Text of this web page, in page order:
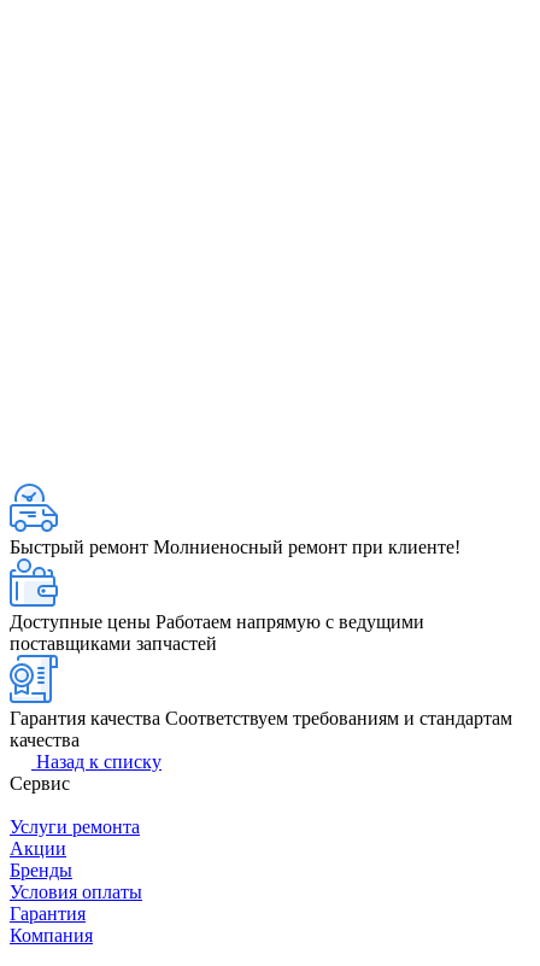
Быстрый ремонт Молниеносный ремонт при клиенте!
Доступные цены Работаем напрямую с ведущими
поставщиками запчастей
Гарантия качества Соответствуем требованиям и стандартам
качества
Назад к списку
Сервис
Услуги ремонта
Акции
Бренды
Условия оплаты
Гарантия
Компания